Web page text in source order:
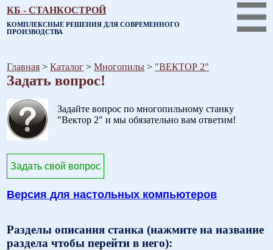
КБ - СТАНКОСТРОЙ
КОМПЛЕКСНЫЕ РЕШЕНИЯ ДЛЯ СОВРЕМЕННОГО
ПРОИЗВОДСТВА
Главная >Каталог >Многопилы > "ВЕКТОР 2"
Задать вопрос!
Задайте вопрос по многопильному станку
"Вектор 2" и мы обязательно вам ответим!
Задать свой вопрос
Версия для настольных компьютеров
Разделы описания станка (нажмите на название
раздела чтобы перейти в него):